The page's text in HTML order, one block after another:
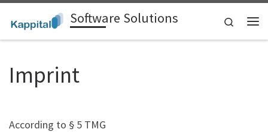
Zum Inhalt springenSoftware Solutions
Search
Imprint
According to § 5 TMG